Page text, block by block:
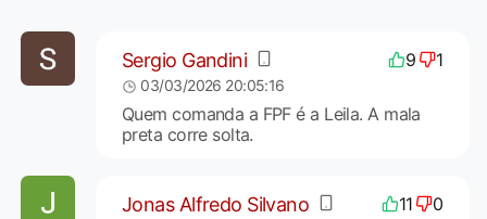
Sergio Gandini 9 1
03/03/2026 20:05:16
Quem comanda a FPF é a Leila. A mala
preta corre solta.
Jonas Alfredo Silvano 11 0